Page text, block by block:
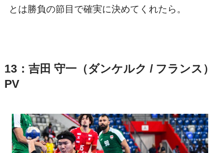
とは勝負の節目で確実に決めてくれたら。
13：吉田 守一（ダンケルク / フランス）
PV